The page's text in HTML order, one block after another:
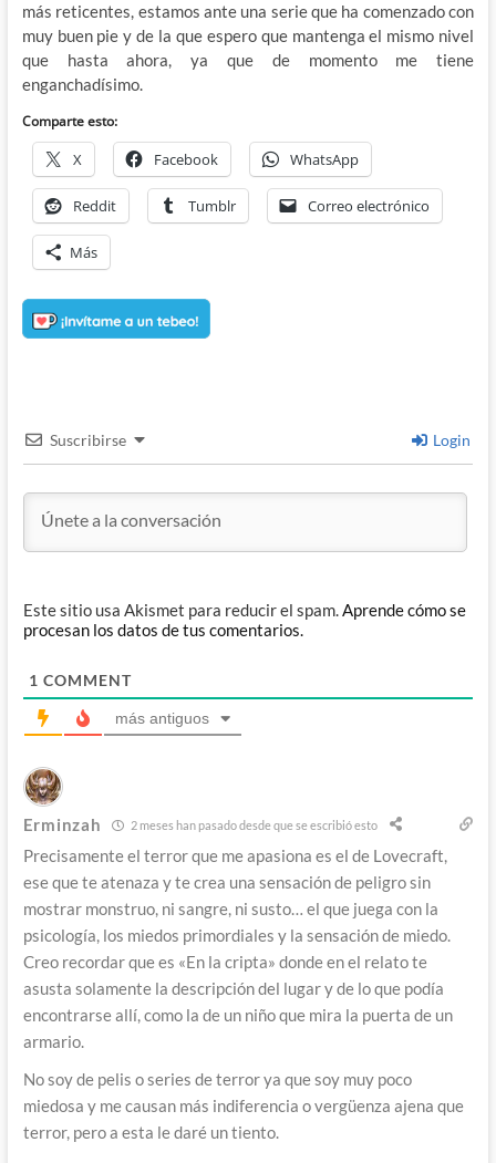
más reticentes, estamos ante una serie que ha comenzado con
muy buen pie y de la que espero que mantenga el mismo nivel
que hasta ahora, ya que de momento me tiene
enganchadísimo.
Comparte esto:
X Facebook WhatsApp
Reddit Tumblr Correo electrónico
Más
Suscribirse Login
Este sitio usa Akismet para reducir el spam.Aprende cómo se
procesan los datos de tus comentarios.
1 COMMENT
más antiguos
Erminzah 2 meses han pasado desde que se escribió esto
Precisamente el terror que me apasiona es el de Lovecraft,
ese que te atenaza y te crea una sensación de peligro sin
mostrar monstruo, ni sangre, ni susto… el que juega con la
psicología, los miedos primordiales y la sensación de miedo.
Creo recordar que es «En la cripta» donde en el relato te
asusta solamente la descripción del lugar y de lo que podía
encontrarse allí, como la de un niño que mira la puerta de un
armario.
No soy de pelis o series de terror ya que soy muy poco
miedosa y me causan más indiferencia o vergüenza ajena que
terror, pero a esta le daré un tiento.